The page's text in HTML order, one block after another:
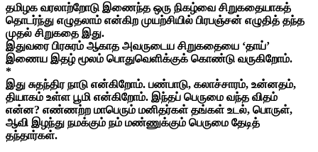
தமிழக வரலாற்றோடு இணைந்த ஒரு நிகழ்வை சிறுகதையாகத்
தொடர்ந்து எழுதலாம் என்கிற முயற்சியில் பிரபஞ்சன் எழுதித் தந்த
முதல் சிறுகதை இது.
இதுவரை பிரசுரம் ஆகாத அவருடைய சிறுகதையை ‘தாய்’
இணைய இதழ் மூலம் பொதுவெளிக்குக் கொண்டு வருகிறோம்.
*
இது சுதந்திர நாடு என்கிறோம். பண்பாடு, கலாச்சாரம், உன்னதம்,
தியாகம் உள்ள பூமி என்கிறோம். இந்தப் பெருமை வந்த விதம்
என்ன? எண்ணற்ற மாபெரும் மனிதர்கள் தங்கள் உடல், பொருள்,
ஆவி இழந்து நமக்கும் நம் மண்ணுக்கும் பெருமை தேடித்
தந்தார்கள்.